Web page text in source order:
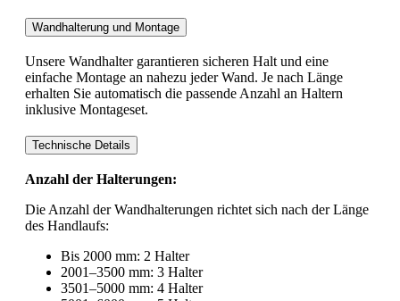
Wandhalterung und Montage
Unsere Wandhalter garantieren sicheren Halt und eine
einfache Montage an nahezu jeder Wand. Je nach Länge
erhalten Sie automatisch die passende Anzahl an Haltern
inklusive Montageset.
Technische Details
Anzahl der Halterungen:
Die Anzahl der Wandhalterungen richtet sich nach der Länge
des Handlaufs:
Bis 2000 mm: 2 Halter
2001–3500 mm: 3 Halter
3501–5000 mm: 4 Halter